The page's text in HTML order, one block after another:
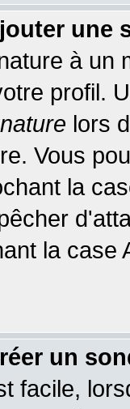
une
à un
profil.
lors
Vous
la
la
un
facile,